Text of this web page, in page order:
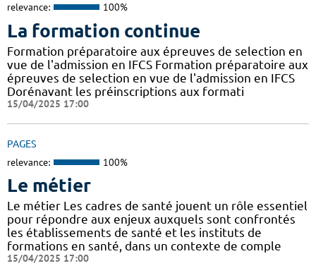
relevance: 100%
La formation continue
Formation préparatoire aux épreuves de selection en
vue de l'admission en IFCS Formation préparatoire aux
épreuves de selection en vue de l'admission en IFCS
Dorénavant les préinscriptions aux formati
15/04/2025 17:00
PAGES
relevance: 100%
Le métier
Le métier Les cadres de santé jouent un rôle essentiel
pour répondre aux enjeux auxquels sont confrontés
les établissements de santé et les instituts de
formations en santé, dans un contexte de comple
15/04/2025 17:00